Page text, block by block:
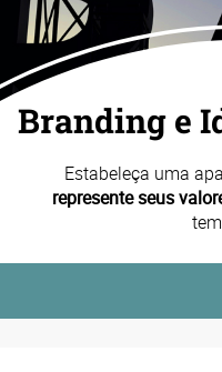
Branding e
Estabeleça uma
represente seus